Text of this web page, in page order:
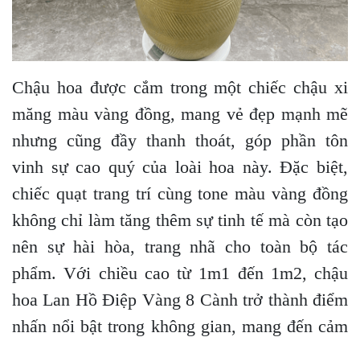
Chậu hoa được cắm trong một chiếc chậu xi
măng màu vàng đồng, mang vẻ đẹp mạnh mẽ
nhưng cũng đầy thanh thoát, góp phần tôn
vinh sự cao quý của loài hoa này. Đặc biệt,
chiếc quạt trang trí cùng tone màu vàng đồng
không chỉ làm tăng thêm sự tinh tế mà còn tạo
nên sự hài hòa, trang nhã cho toàn bộ tác
phẩm. Với chiều cao từ 1m1 đến 1m2, chậu
hoa Lan Hồ Điệp Vàng 8 Cành trở thành điểm
nhấn nổi bật trong không gian, mang đến cảm